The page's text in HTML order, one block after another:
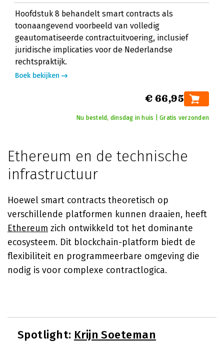
Hoofdstuk 8 behandelt smart contracts als
toonaangevend voorbeeld van volledig
geautomatiseerde contractuitvoering, inclusief
juridische implicaties voor de Nederlandse
rechtspraktijk.
Boek bekijken
€ 66,95
Nu besteld, dinsdag in huis | Gratis verzonden
Ethereum en de technische
infrastructuur
Hoewel smart contracts theoretisch op
verschillende platformen kunnen draaien, heeft
Ethereum zich ontwikkeld tot het dominante
ecosysteem. Dit blockchain-platform biedt de
flexibiliteit en programmeerbare omgeving die
nodig is voor complexe contractlogica.
Spotlight: Krijn Soeteman